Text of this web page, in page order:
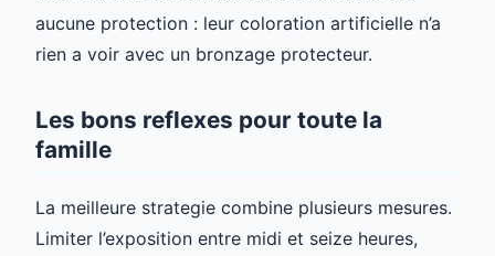
aucune protection : leur coloration artificielle n’a
rien a voir avec un bronzage protecteur.
Les bons reflexes pour toute la
famille
La meilleure strategie combine plusieurs mesures.
Limiter l’exposition entre midi et seize heures,